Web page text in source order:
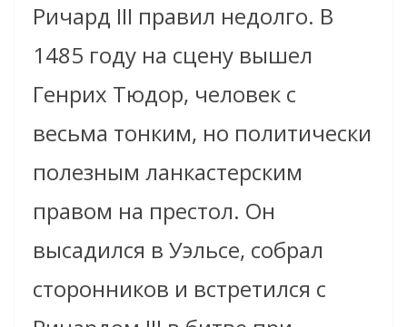
Ричард III правил недолго. В
1485 году на сцену вышел
Генрих Тюдор, человек с
весьма тонким, но политически
полезным ланкастерским
правом на престол. Он
высадился в Уэльсе, собрал
сторонников и встретился с